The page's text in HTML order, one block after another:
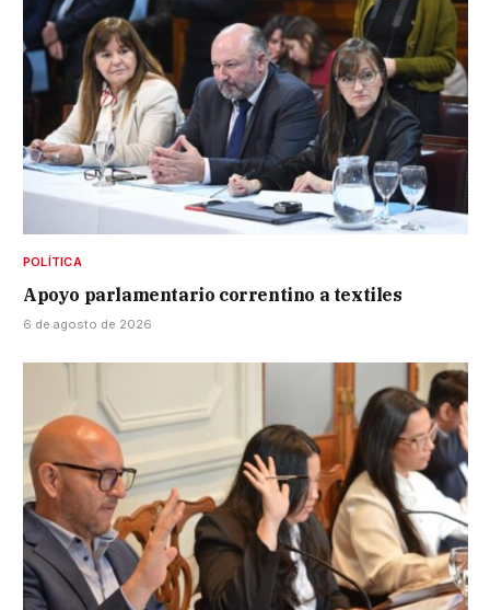
POLÍTICA
Apoyo parlamentario correntino a textiles
6 de agosto de 2026